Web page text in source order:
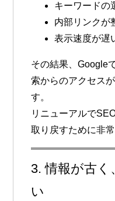
キーワードの
内部リンクが
表示速度が遅
その結果、Google
索からのアクセス
す。
リニューアルで
取り戻すために非
3. 情報が古く
い